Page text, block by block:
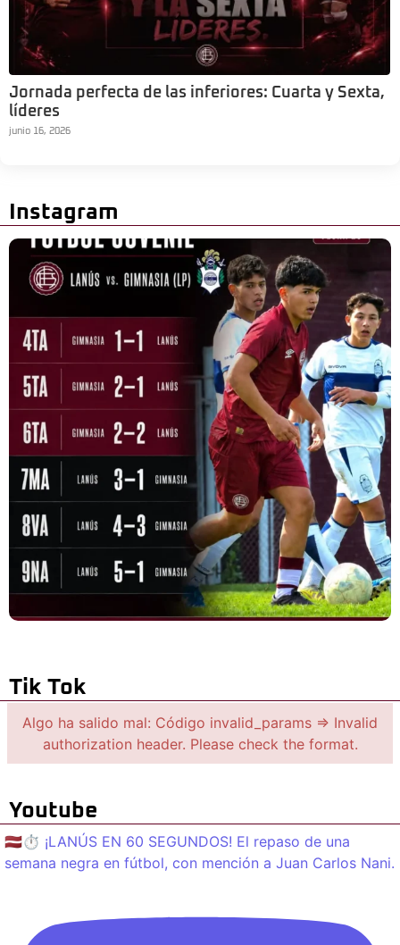
Jornada perfecta de las inferiores: Cuarta y Sexta,
líderes
junio 16, 2026
Instagram
Tik Tok
Algo ha salido mal: Código invalid_params => Invalid
authorization header. Please check the format.
Youtube
🇱🇻⏱️ ¡LANÚS EN 60 SEGUNDOS! El repaso de una
semana negra en fútbol, con mención a Juan Carlos Nani.